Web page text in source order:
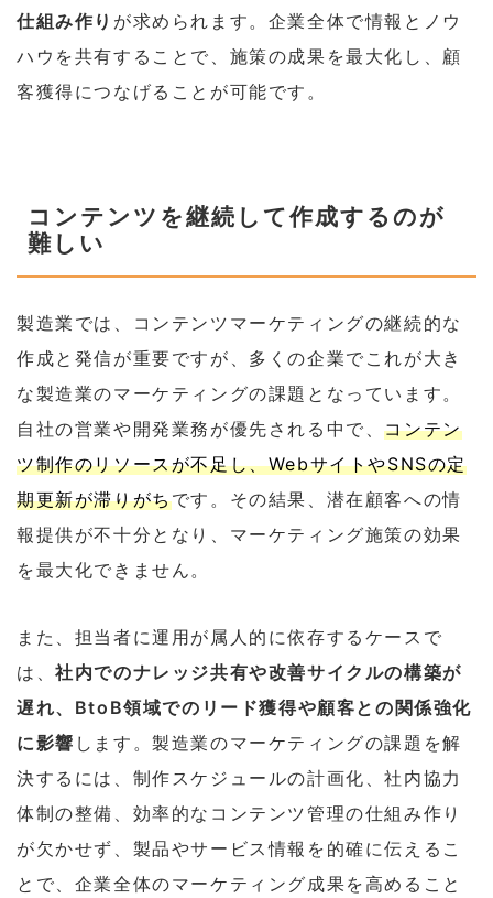
仕組み作り が求められます。企業全体で情報とノウ
ハウを共有することで、施策の成果を最大化し、顧
客獲得につなげることが可能です。
コンテンツを継続して作成するのが
難しい
製造業では、コンテンツマーケティングの継続的な
作成と発信が重要ですが、多くの企業でこれが大き
な製造業のマーケティングの課題となっています。
自社の営業や開発業務が優先される中で、コンテン
ツ制作のリソースが不足し、WebサイトやSNSの定
期更新が滞りがちです。その結果、潜在顧客への情
報提供が不十分となり、マーケティング施策の効果
を最大化できません。
また、担当者に運用が属人的に依存するケースで
は、社内でのナレッジ共有や改善サイクルの構築が
遅れ、BtoB領域でのリード獲得や顧客との関係強化
に影響 します。製造業のマーケティングの課題を解
決するには、制作スケジュールの計画化、社内協力
体制の整備、効率的なコンテンツ管理の仕組み作り
が欠かせず、製品やサービス情報を的確に伝えるこ
とで、企業全体のマーケティング成果を高めること